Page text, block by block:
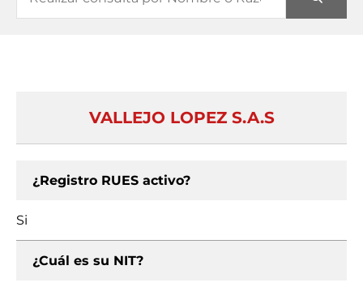
VALLEJO LOPEZ S.A.S
¿Registro RUES activo?
Si
¿Cuál es su NIT?